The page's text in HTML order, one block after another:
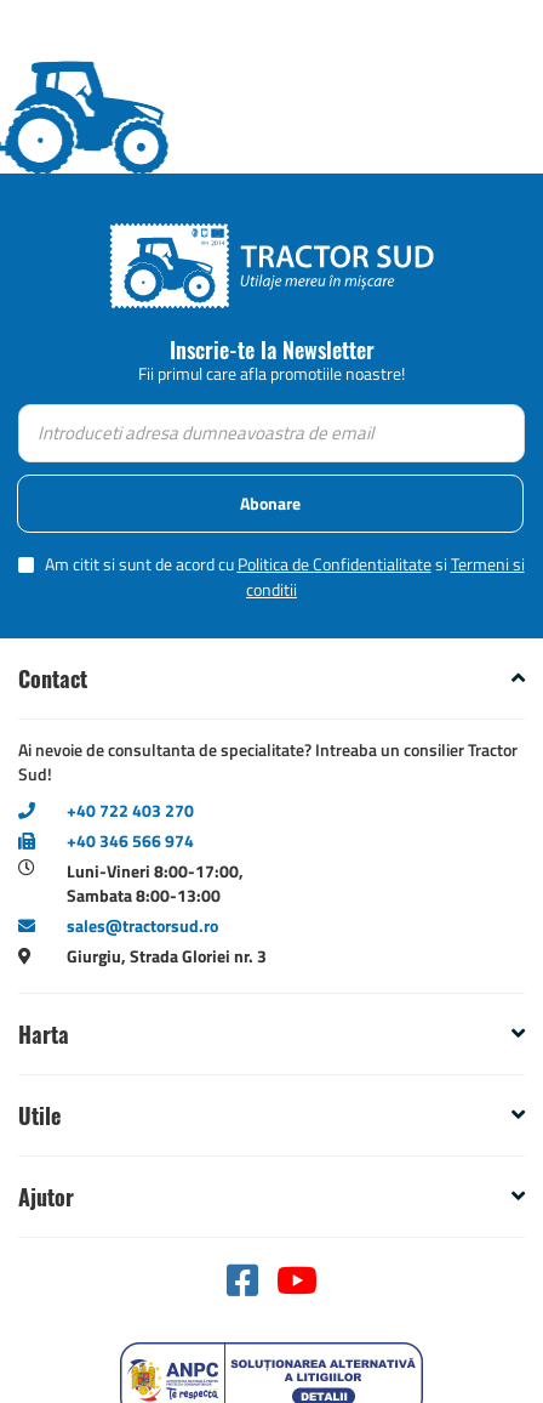
Inscrie-te la Newsletter
Fii primul care afla promotiile noastre!
Abonare
Am citit si sunt de acord cuPolitica de ConfidentialitatesiTermeni si
conditii
Contact
Ai nevoie de consultanta de specialitate? Intreaba un consilier Tractor
Sud!
+40 722 403 270
+40 346 566 974
Luni-Vineri 8:00-17:00,
Sambata 8:00-13:00
sales@tractorsud.ro
Giurgiu, Strada Gloriei nr. 3
Harta
Utile
Ajutor